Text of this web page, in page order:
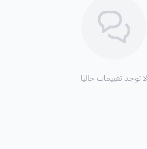
لا توجد تقييمات حاليا